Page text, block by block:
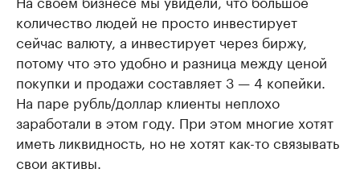
количество людей не просто инвестирует
сейчас валюту, а инвестирует через биржу,
потому что это удобно и разница между ценой
покупки и продажи составляет 3 — 4 копейки.
На паре рубль/доллар клиенты неплохо
заработали в этом году. При этом многие хотят
иметь ликвидность, но не хотят как-то связывать
свои активы.